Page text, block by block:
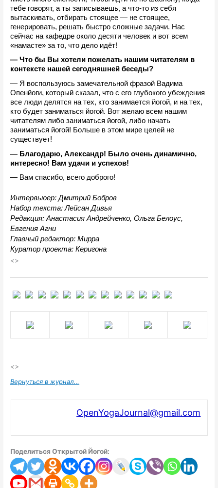
тебе говорят, а ты записываешь, а что-то из себя
вытаскивать, отбирать стоящее — не стоящее,
генерировать, решать быстро сложные задачи. Нас
сейчас на кафедре около десяти человек и вот всем
«намасте» за то, что дело идёт!
— Что бы Вы хотели пожелать нашим читателям в
контексте нашей сегодняшней беседы?
— Я воспользуюсь замечательной фразой Вадима
Опенйоги, который сказал, что с его глубокого убеждения
все люди делятся на тех, кто занимается йогой, и на тех,
кто будет заниматься йогой. Вот желаю всем нашим
читателям либо заниматься йогой, либо начать
заниматься йогой! Больше в этом мире целей не
существует!
— Благодарю, Александр! Было очень динамично,
интересно! Вам удачи и успехов!
— Вам спасибо, всего доброго!
Интервьюер: Дмитрий Бобров
Набор текста: Лейсан Дивья
Редакция: Анастасия Андрейченко, Ольга Белоус,
Евгения Агни
Главный редактор: Мирра
Куратор проекта: Керигона
<>
<>
Вернуться в журнал…
OpenYogaJournal@gmail.com
Поделиться Открытой Йогой: